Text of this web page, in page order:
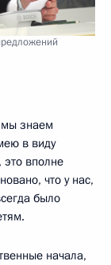
мы знаем
в виду
вполне
что у нас,
было
начала,